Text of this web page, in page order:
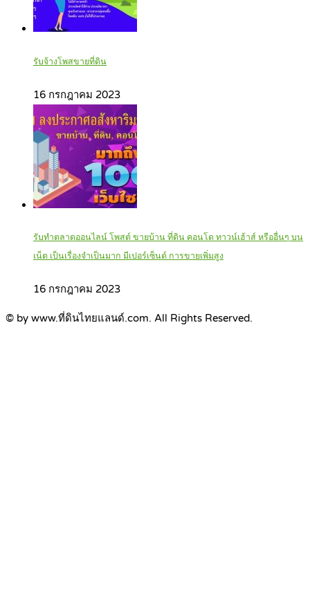
รับจ้างโพสขายที่ดิน
16 กรกฎาคม 2023
รับทำตลาดออนไลน์ โพสต์ ขายบ้าน ที่ดิน คอนโด ทาวน์เฮ้าส์ หรืออื่นๆ บน
เน็ต เป็นเรื่องจำเป็นมาก มีเปอร์เซ็นต์ การขายเพิ่มสูง
16 กรกฎาคม 2023
© by www.ที่ดินไทยแลนด์.com. All Rights Reserved.